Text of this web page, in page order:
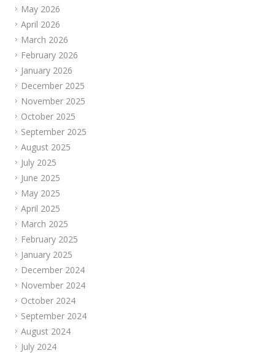
May 2026
April 2026
March 2026
February 2026
January 2026
December 2025
November 2025
October 2025
September 2025
August 2025
July 2025
June 2025
May 2025
April 2025
March 2025
February 2025
January 2025
December 2024
November 2024
October 2024
September 2024
August 2024
July 2024